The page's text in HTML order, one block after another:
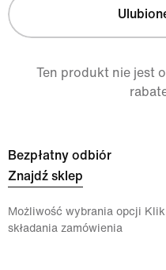
Ten produkt nie jest
Bezpłatny odbiór
Znajdź sklep
Możliwość wybrania opcji
składania zamówienia